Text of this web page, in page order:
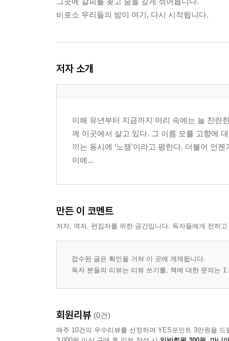
비로소 우리들의 밤이 여기, 다시 시작됩니다.
저자 소개
이해 유년부터 지금까지 머리 속에는 늘 찬란
께 이곳에서 살고 있다. 그 이름 모를 고향에
끼는 동시에 ‘노잼’이라고 평한다. 더불어 언
이에...
만든 이 코멘트
저자, 역자, 편집자를 위한 공간입니다. 독자들에게 전하
접수된 글은 확인을 거쳐 이 곳에 게재됩니다.
독자 분들의 리뷰는 리뷰 쓰기를, 책에 대한 문의는
회원리뷰 (0건)
매주 10건의 우수리뷰를 선정하여 YES포인트 3만원을 드